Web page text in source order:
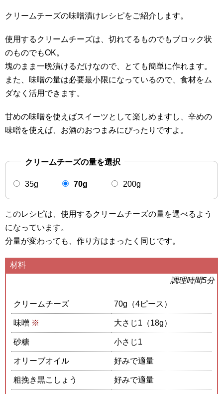
クリームチーズの味噌漬けレシピをご紹介します。
使用するクリームチーズは、切れてるものでもブロック状
のものでもOK。
塊のまま一晩漬けるだけなので、とても簡単に作れます。
また、味噌の量は必要最小限になっているので、食材をム
ダなく活用できます。
甘めの味噌を使えばスイーツとして楽しめますし、辛めの
味噌を使えば、お酒のおつまみにぴったりですよ。
クリームチーズの量を選択
35g 70g 200g
このレシピは、使用するクリームチーズの量を選べるよう
になっています。
分量が変わっても、作り方はまったく同じです。
材料
調理時間5分
クリームチーズ 70g（4ピース）
味噌 ※ 大さじ1（18g）
砂糖 小さじ1
オリーブオイル 好みで適量
粗挽き黒こしょう 好みで適量